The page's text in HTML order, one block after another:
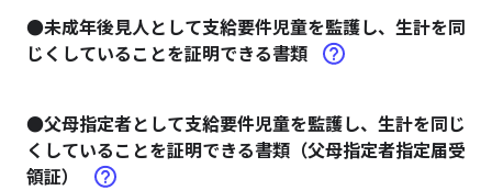
●未成年後見人として支給要件児童を監護し、生計を同
じくしていることを証明できる書類
●父母指定者として支給要件児童を監護し、生計を同じ
くしていることを証明できる書類（父母指定者指定届受
領証）